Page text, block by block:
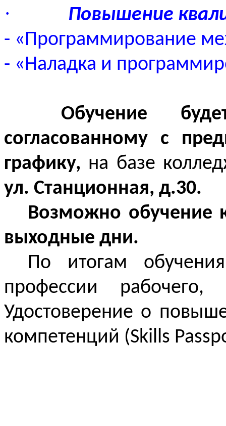
·
Повышение
- «Программирование
- «Наладка и
Обучение
согласованному с
графику, на базе
ул. Станционная, д.30.
Возможно обучение
выходные дни.
По итогам
профессии
Удостоверение о
компетенций (Skills